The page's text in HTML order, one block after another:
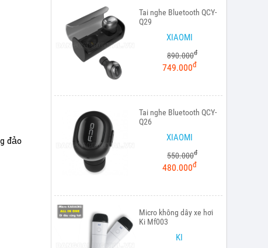
đảo
Tai nghe Bluetooth QCY-
Q29
XIAOMI
890.000đ
749.000đ
Tai nghe Bluetooth QCY-
Q26
XIAOMI
550.000đ
480.000đ
Micro không dây xe hơi
Ki Mf003
KI